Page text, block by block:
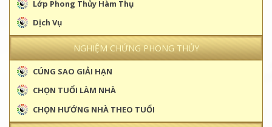
Lớp Phong Thủy Hàm Thụ
Dịch Vụ
NGHIỆM CHỨNG PHONG THỦY
CÚNG SAO GIẢI HẠN
CHỌN TUỔI LÀM NHÀ
CHỌN HƯỚNG NHÀ THEO TUỔI